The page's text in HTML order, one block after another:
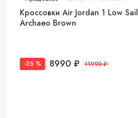
Кроссовки Air Jordan 1 Low Sail
Archaeo Brown
-25 % 8990 ₽ 11990 ₽